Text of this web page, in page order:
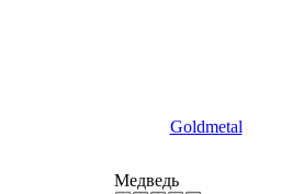
Goldmetal
Медведь